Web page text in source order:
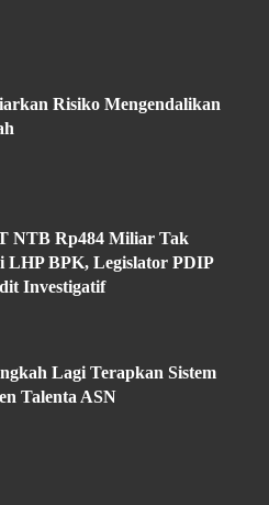
Risiko Mengendalikan
NTB Rp484 Miliar Tak
LHP BPK, Legislator PDIP
Investigatif
Lagi Terapkan Sistem
Talenta ASN